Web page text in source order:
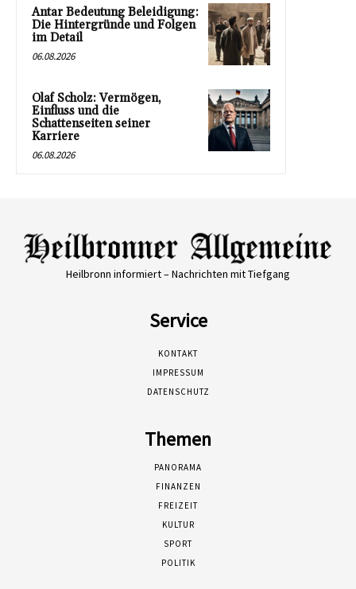
Antar Bedeutung Beleidigung:
Die Hintergründe und Folgen
im Detail
06.08.2026
Olaf Scholz: Vermögen,
Einfluss und die
Schattenseiten seiner
Karriere
06.08.2026
Heilbronn informiert – Nachrichten mit Tiefgang
Service
KONTAKT
IMPRESSUM
DATENSCHUTZ
Themen
PANORAMA
FINANZEN
FREIZEIT
KULTUR
SPORT
POLITIK